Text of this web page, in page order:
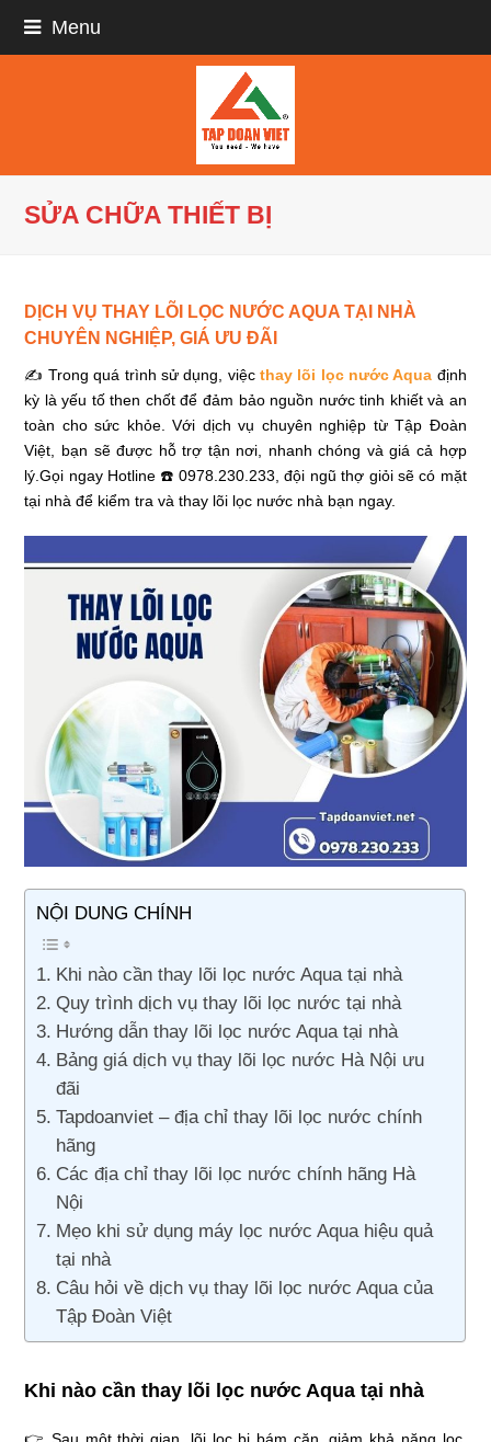
Menu
SỬA CHỮA THIẾT BỊ
DỊCH VỤ THAY LÕI LỌC NƯỚC AQUA TẠI NHÀ
CHUYÊN NGHIỆP, GIÁ ƯU ĐÃI
✍ Trong quá trình sử dụng, việc thay lõi lọc nước Aqua định
kỳ là yếu tố then chốt để đảm bảo nguồn nước tinh khiết và an
toàn cho sức khỏe. Với dịch vụ chuyên nghiệp từ Tập Đoàn
Việt, bạn sẽ được hỗ trợ tận nơi, nhanh chóng và giá cả hợp
lý.Gọi ngay Hotline ☎️ 0978.230.233, đội ngũ thợ giỏi sẽ có mặt
tại nhà để kiểm tra và thay lõi lọc nước nhà bạn ngay.
NỘI DUNG CHÍNH
Khi nào cần thay lõi lọc nước Aqua tại nhà
Quy trình dịch vụ thay lõi lọc nước tại nhà
Hướng dẫn thay lõi lọc nước Aqua tại nhà
Bảng giá dịch vụ thay lõi lọc nước Hà Nội ưu
đãi
Tapdoanviet – địa chỉ thay lõi lọc nước chính
hãng
Các địa chỉ thay lõi lọc nước chính hãng Hà
Nội
Mẹo khi sử dụng máy lọc nước Aqua hiệu quả
tại nhà
Câu hỏi về dịch vụ thay lõi lọc nước Aqua của
Tập Đoàn Việt
Khi nào cần thay lõi lọc nước Aqua tại nhà